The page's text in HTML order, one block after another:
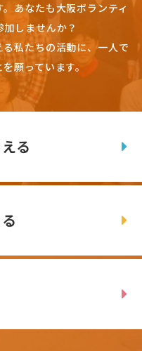
あなたも大阪ボランティ
しませんか？
私たちの活動に、一人で
願っています。
る